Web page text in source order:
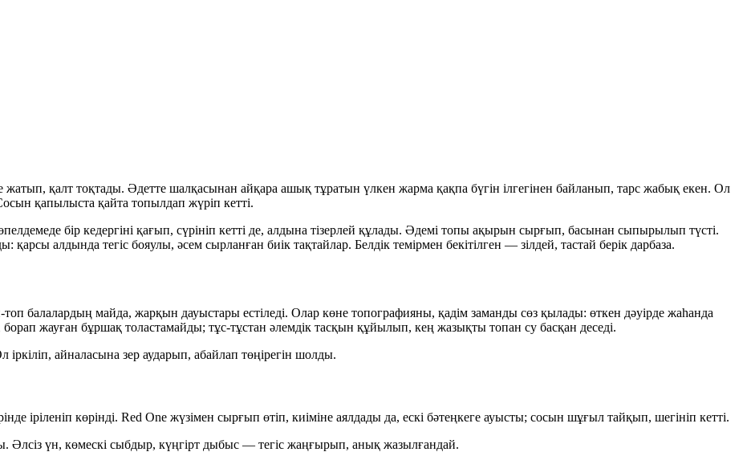
жатып, қалт тоқтады. Әдетте шалқасынан айқара ашық тұратын үлкен жарма қақпа бүгін ілгегінен байланып, тарс жабық екен. Ол
қапылыста қайта топылдап жүріп кетті.
бір кедергіні қағып, сүрініп кетті де, алдына тізерлей құлады. Әдемі топы ақырын сырғып, басынан сыпырылып түсті.
қарсы алдында тегіс бояулы, әсем сырланған биік тақтайлар. Белдік темірмен бекітілген — зілдей, тастай берік дарбаза.
балалардың майда, жарқын дауыстары естіледі. Олар көне топографияны, қадім заманды сөз қылады: өткен дәуірде жаһанда
жауған бұршақ толастамайды; тұс-тұстан әлемдік тасқын құйылып, кең жазықты топан су басқан деседі.
іркіліп, айналасына зер аударып, абайлап төңірегін шолды.
іріленіп көрінді. Red One жүзімен сырғып өтіп, киіміне аялдады да, ескі бәтеңкеге ауысты; сосын шұғыл тайқып, шегініп кетті.
Әлсіз үн, көмескі сыбдыр, күңгірт дыбыс — тегіс жаңғырып, анық жазылғандай.